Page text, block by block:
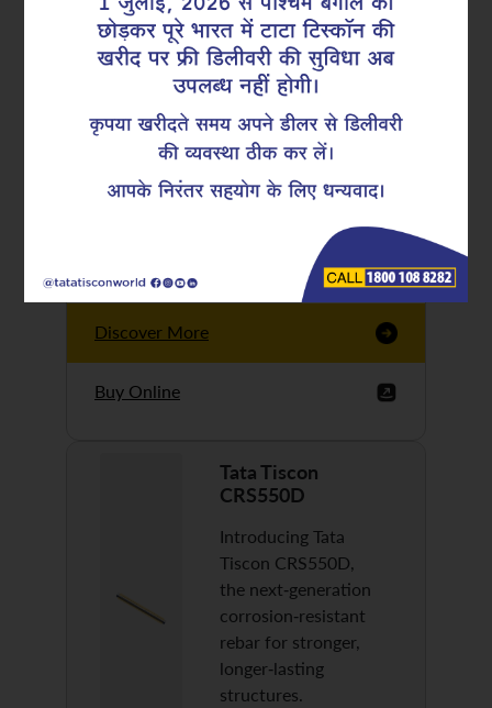
Tata Tiscon GFX
Ultima
Tata Tiscon 550SD
are highly accurate
and possess
uniform ridges,
high…
Discover More
Buy Online
Tata Tiscon
CRS550D
Introducing Tata
Tiscon CRS550D,
the next-generation
corrosion-resistant
rebar for stronger,
longer-lasting
structures.